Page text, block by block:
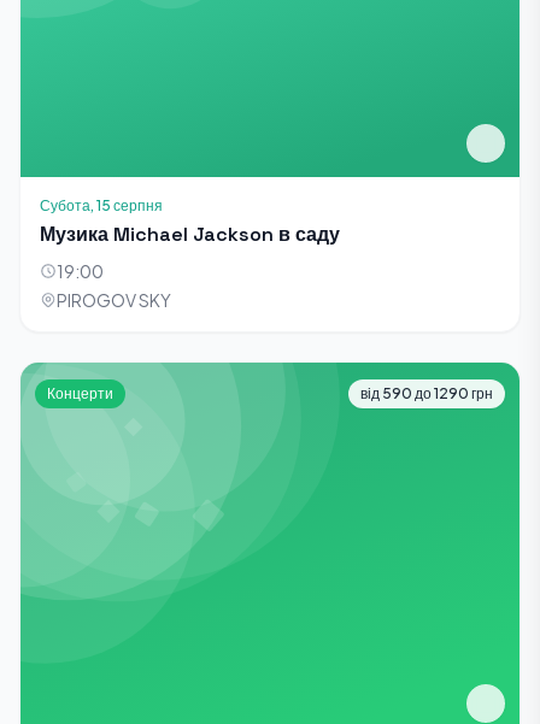
Субота, 15 серпня
Музика Michael Jackson в саду
19:00
PIROGOV SKY
Концерти від 590 до 1290 грн